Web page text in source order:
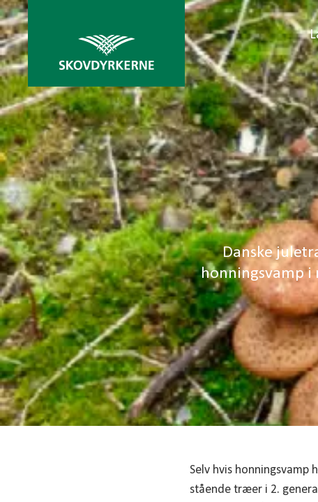
Danske
honningsvamp i
Selv hvis
stående træer i 2.